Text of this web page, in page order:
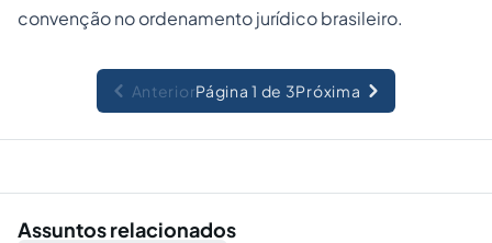
convenção no ordenamento jurídico brasileiro.
AnteriorPágina 1 de 3Próxima
Assuntos relacionados